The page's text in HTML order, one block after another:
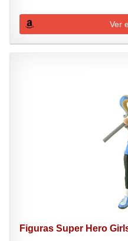
Ver
Figuras Super Hero